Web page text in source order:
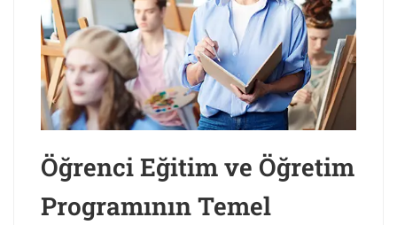
Öğrenci Eğitim ve Öğretim
Programının Temel